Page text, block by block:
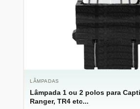
LÂMPADAS
Lâmpada 1 ou 2 polos para
Ranger, TR4 etc...